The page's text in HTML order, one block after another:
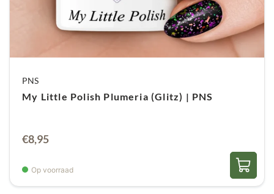
PNS
My Little Polish Plumeria (Glitz) | PNS
€8,95
Op voorraad